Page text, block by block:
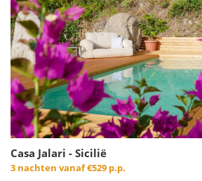
Casa Jalari - Sicilië
3 nachten vanaf€529 p.p.